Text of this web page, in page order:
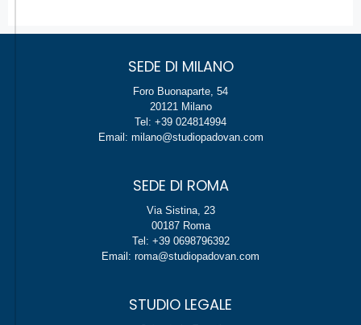
SEDE DI MILANO
Foro Buonaparte, 54
20121 Milano
Tel: +39 024814994
Email: milano@studiopadovan.com
SEDE DI ROMA
Via Sistina, 23
00187 Roma
Tel: +39 0698796392
Email: roma@studiopadovan.com
STUDIO LEGALE